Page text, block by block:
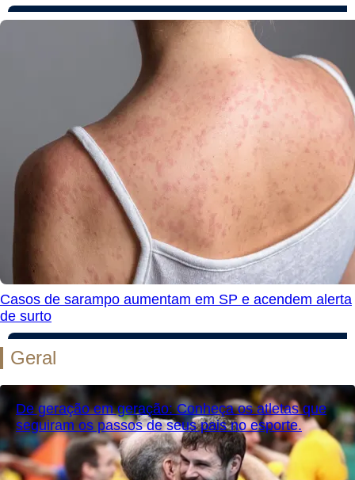
Casos de sarampo aumentam em SP e acendem alerta
de surto
Geral
De geração em geração: Conheça os atletas que
seguiram os passos de seus pais no esporte.